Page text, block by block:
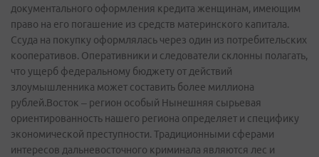
документального оформления кредита женщинам, имеющим
право на его погашение из средств материнского капитала.
Ссуда на покупку оформлялась через один из потребительских
кооперативов. Оперативники и следователи склонны полагать,
что ущерб федеральному бюджету от действий
злоумышленника может составить более миллиона
рублей.Восток – регион особый Нынешняя сырьевая
ориентированность нашего региона определяет и специфику
экономической преступности. Традиционными сферами
интересов дальневосточного криминала являются лес и